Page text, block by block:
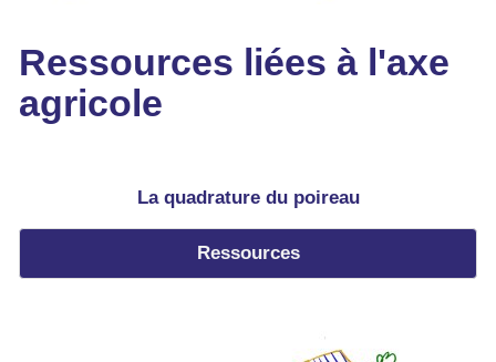
Ressources liées à l'axe
agricole
La quadrature du poireau
Ressources